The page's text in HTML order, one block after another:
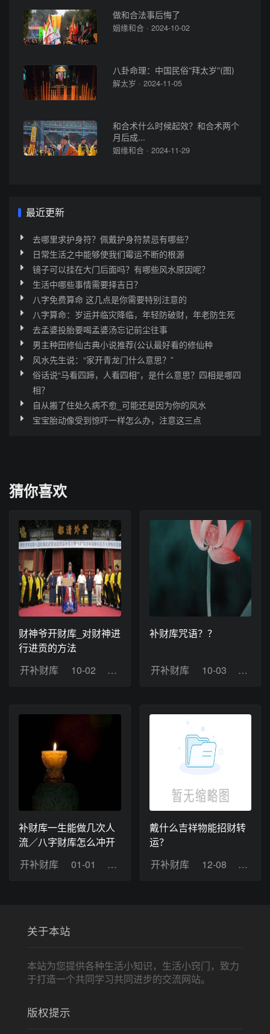
做和合法事后悔了
姻缘和合 · 2024-10-02
八卦命理：中国民俗“拜太岁”(图)
解太岁 · 2024-11-05
和合术什么时候起效？和合术两个
月后成...
姻缘和合 · 2024-11-29
最近更新
去哪里求护身符？佩戴护身符禁忌有哪些？
日常生活之中能够使我们霉运不断的根源
镜子可以挂在大门后面吗？有哪些风水原因呢？
生活中哪些事情需要择吉日？
八字免费算命 这几点是你需要特别注意的
八字算命：岁运并临灾降临，年轻防破财，年老防生死
去孟婆投胎要喝孟婆汤忘记前尘往事
男主种田修仙古典小说推荐(公认最好看的修仙种
风水先生说：“家开青龙门什么意思？”
俗话说“马看四蹄，人看四相”，是什么意思？四相是哪四
相？
自从搬了住处久病不愈_可能还是因为你的风水
宝宝胎动像受到惊吓一样怎么办，注意这三点
猜你喜欢
财神爷开财库_对财神进
行进贡的方法
开补财库
10-02 浏览：11
补财库咒语？？
开补财库 10-03 浏览
补财库一生能做几次人
流／八字财库怎么冲开
开补财库
01-01 浏览：3
戴什么吉祥物能招财转
运？
开补财库
12-08 浏览
关于本站
本站为您提供各种生活小知识，生活小窍门，致力
于打造一个共同学习共同进步的交流网站。
版权提示